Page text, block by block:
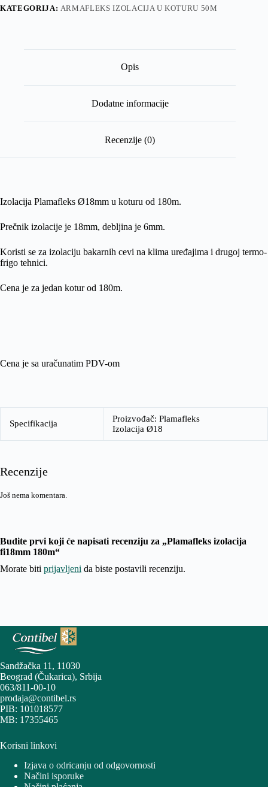
KATEGORIJA: ARMAFLEKS IZOLACIJA U KOTURU 50M
Opis
Dodatne informacije
Recenzije (0)
Izolacija Plamafleks Ø18mm u koturu od 180m.
Prečnik izolacije je 18mm, debljina je 6mm.
Koristi se za izolaciju bakarnih cevi na klima uređajima i drugoj termo-
frigo tehnici.
Cena je za jedan kotur od 180m.
Cena je sa uračunatim PDV-om
Specifikacija
Proizvođač: Plamafleks
Izolacija Ø18
Recenzije
Još nema komentara.
Budite prvi koji će napisati recenziju za „Plamafleks izolacija
fi18mm 180m“
Morate biti prijavljeni da biste postavili recenziju.
Sandžačka 11, 11030
Beograd (Čukarica), Srbija
063/811-00-10
prodaja@contibel.rs
PIB: 101018577
MB: 17355465
Korisni linkovi
Izjava o odricanju od odgovornosti
Načini isporuke